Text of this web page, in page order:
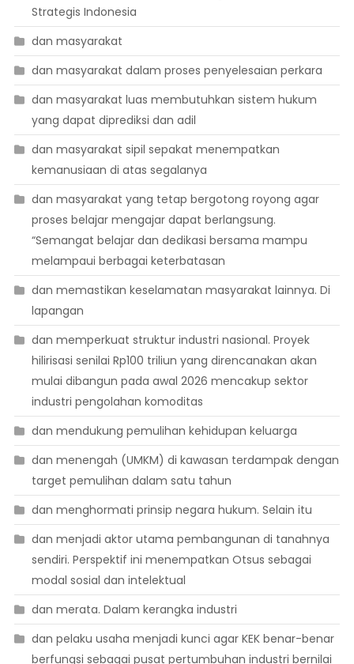
Strategis Indonesia
dan masyarakat
dan masyarakat dalam proses penyelesaian perkara
dan masyarakat luas membutuhkan sistem hukum
yang dapat diprediksi dan adil
dan masyarakat sipil sepakat menempatkan
kemanusiaan di atas segalanya
dan masyarakat yang tetap bergotong royong agar
proses belajar mengajar dapat berlangsung.
“Semangat belajar dan dedikasi bersama mampu
melampaui berbagai keterbatasan
dan memastikan keselamatan masyarakat lainnya. Di
lapangan
dan memperkuat struktur industri nasional. Proyek
hilirisasi senilai Rp100 triliun yang direncanakan akan
mulai dibangun pada awal 2026 mencakup sektor
industri pengolahan komoditas
dan mendukung pemulihan kehidupan keluarga
dan menengah (UMKM) di kawasan terdampak dengan
target pemulihan dalam satu tahun
dan menghormati prinsip negara hukum. Selain itu
dan menjadi aktor utama pembangunan di tanahnya
sendiri. Perspektif ini menempatkan Otsus sebagai
modal sosial dan intelektual
dan merata. Dalam kerangka industri
dan pelaku usaha menjadi kunci agar KEK benar-benar
berfungsi sebagai pusat pertumbuhan industri bernilai